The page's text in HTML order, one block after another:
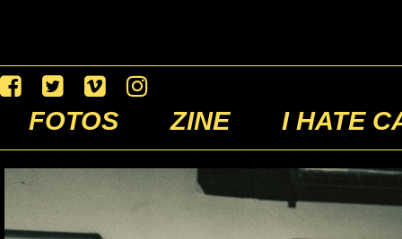
FOTOS ZINE I HATE